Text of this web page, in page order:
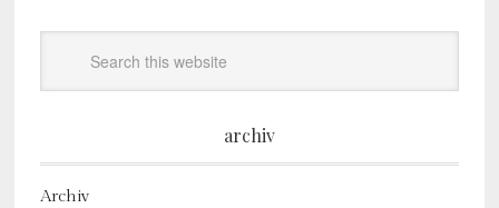
archiv
Archiv